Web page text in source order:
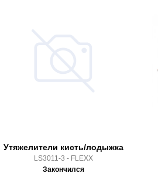
Утяжелители кисть/лодыжка
LS3011-3 - FLEXX
Закончился